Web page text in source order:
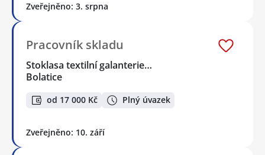
Zveřejněno: 3. srpna
Pracovník skladu
Stoklasa textilní galanterie…
Bolatice
od 17 000 Kč Plný úvazek
Zveřejněno: 10. září